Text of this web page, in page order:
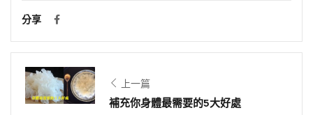
分享
上一篇
補充你身體最需要的5大好處